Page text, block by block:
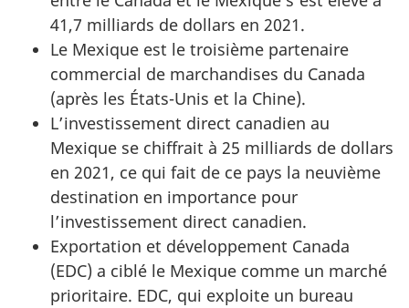
41,7 milliards de dollars en 2021.
Le Mexique est le troisième partenaire
commercial de marchandises du Canada
(après les États-Unis et la Chine).
L’investissement direct canadien au
Mexique se chiffrait à 25 milliards de dollars
en 2021, ce qui fait de ce pays la neuvième
destination en importance pour
l’investissement direct canadien.
Exportation et développement Canada
(EDC) a ciblé le Mexique comme un marché
prioritaire. EDC, qui exploite un bureau